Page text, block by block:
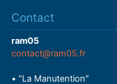
Contact
ram05
contact@ram05.fr
• "La Manutention"